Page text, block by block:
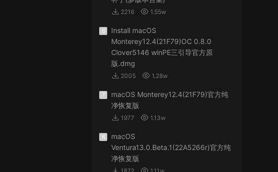
2216 1.55w
6
Install macOS
Monterey12.4(21F79)OC 0.8.0
Clover5146 winPE三引导官方原
版.dmg
2005 1.28w
7
macOS Monterey12.4(21F79)官方纯
净恢复版
1977 1.13w
8
macOS
Ventura13.0.Beta.1(22A5266r)官方纯
净恢复版